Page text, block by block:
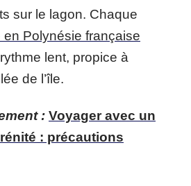
sur le lagon. Chaque
en Polynésie française
lent, propice à
de l’île.
: Voyager avec un
: précautions